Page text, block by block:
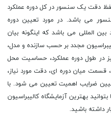
دقت یک سنسور در کل دوره عملکرد
می باشد. در مورد تعیین دوره
بین المللی می باشد که اینگونه بیان
مجدد بر حسب سازنده و مدل،
در طول دوره عملکرد، حساسیت محل
میان دوره ای، دقت مورد نیاز،
ضرایب اهمیت تعیین می شود. با
بهترین آزمایشگاه کالیبراسیون
داشته باشید.